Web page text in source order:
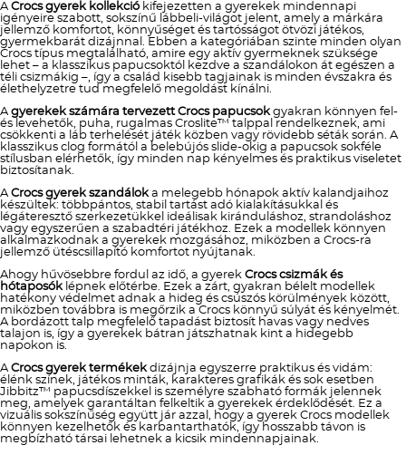
ACrocs gyerek kollekció kifejezetten a gyerekek mindennapi
igényeire szabott, sokszínű lábbeli-világot jelent, amely a márkára
jellemző komfortot, könnyűséget és tartósságot ötvözi játékos,
gyermekbarát dizájnnal. Ebben a kategóriában szinte minden olyan
Crocs típus megtalálható, amire egy aktív gyermeknek szüksége
lehet – a klasszikus papucsoktól kezdve a szandálokon át egészen a
téli csizmákig –, így a család kisebb tagjainak is minden évszakra és
élethelyzetre tud megfelelő megoldást kínálni.
Agyerekek számára tervezett Crocs papucsokgyakran könnyen fel-
és levehetők, puha, rugalmas Croslite™ talppal rendelkeznek, ami
csökkenti a láb terhelését játék közben vagy rövidebb séták során. A
klasszikus clog formától a belebújós slide-okig a papucsok sokféle
stílusban elérhetők, így minden nap kényelmes és praktikus viseletet
biztosítanak.
ACrocs gyerek szandáloka melegebb hónapok aktív kalandjaihoz
készültek: többpántos, stabil tartást adó kialakításukkal és
légáteresztő szerkezetükkel ideálisak kiránduláshoz, strandoláshoz
vagy egyszerűen a szabadtéri játékhoz. Ezek a modellek könnyen
alkalmazkodnak a gyerekek mozgásához, miközben a Crocs-ra
jellemző ütéscsillapító komfortot nyújtanak.
Ahogy hűvösebbre fordul az idő, a gyerek Crocs csizmák és
hótaposóklépnek előtérbe. Ezek a zárt, gyakran bélelt modellek
hatékony védelmet adnak a hideg és csúszós körülmények között,
miközben továbbra is megőrzik a Crocs könnyű súlyát és kényelmét.
A bordázott talp megfelelő tapadást biztosít havas vagy nedves
talajon is, így a gyerekek bátran játszhatnak kint a hidegebb
napokon is.
ACrocs gyerek termékekdizájnja egyszerre praktikus és vidám:
élénk színek, játékos minták, karakteres grafikák és sok esetben
Jibbitz™ papucsdíszekkel is személyre szabható formák jelennek
meg, amelyek garantáltan felkeltik a gyerekek érdeklődését. Ez a
vizuális sokszínűség együtt jár azzal, hogy a gyerek Crocs modellek
könnyen kezelhetők és karbantarthatók, így hosszabb távon is
megbízható társai lehetnek a kicsik mindennapjainak.